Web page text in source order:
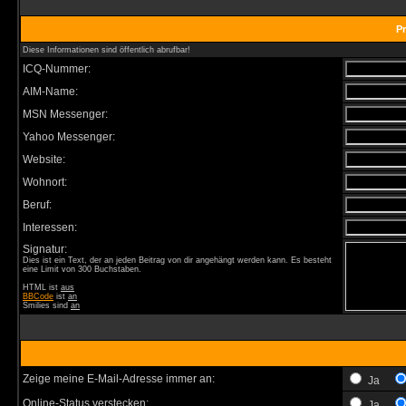
Diese Informationen sind öffentlich abrufbar!
ICQ-Nummer:
AIM-Name:
MSN Messenger:
Yahoo Messenger:
Website:
Wohnort:
Beruf:
Interessen:
Signatur:
Dies ist ein Text, der an jeden Beitrag von dir angehängt werden kann. Es besteht
eine Limit von 300 Buchstaben.
HTML ist aus
BBCode ist an
Smilies sind an
Zeige meine E-Mail-Adresse immer an:
Ja
Online-Status verstecken: